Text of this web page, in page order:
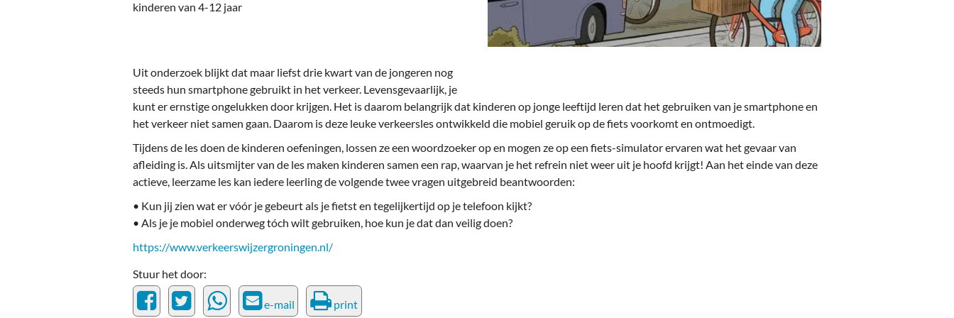
On-line bestellen in Zuidhorn
Diensten, Gemak & Zakelijk
(Ver) Bouw & Onderhoud
Bedrijventerreinen
Bedrijven van Vroeger
kinderen van 4-12 jaar
Uit onderzoek blijkt dat maar liefst drie kwart van de jongeren nog
steeds hun smartphone gebruikt in het verkeer. Levensgevaarlijk, je
kunt er ernstige ongelukken door krijgen. Het is daarom belangrijk dat kinderen op jonge leeftijd leren dat het gebruiken van je smartphone en
het verkeer niet samen gaan. Daarom is deze leuke verkeersles ontwikkeld die mobiel geruik op de fiets voorkomt en ontmoedigt.
Tijdens de les doen de kinderen oefeningen, lossen ze een woordzoeker op en mogen ze op een fiets-simulator ervaren wat het gevaar van
afleiding is. Als uitsmijter van de les maken kinderen samen een rap, waarvan je het refrein niet weer uit je hoofd krijgt! Aan het einde van deze
actieve, leerzame les kan iedere leerling de volgende twee vragen uitgebreid beantwoorden:
• Kun jij zien wat er vóór je gebeurt als je fietst en tegelijkertijd op je telefoon kijkt?
• Als je je mobiel onderweg tóch wilt gebruiken, hoe kun je dat dan veilig doen?
https://www.verkeerswijzergroningen.nl/
Stuur het door:
e-mail print